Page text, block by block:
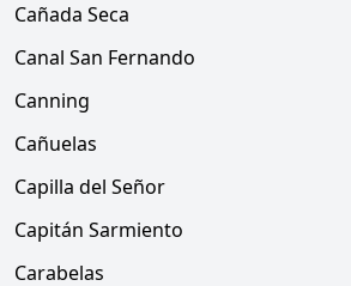
Cañada Seca
Canal San Fernando
Canning
Cañuelas
Capilla del Señor
Capitán Sarmiento
Carabelas